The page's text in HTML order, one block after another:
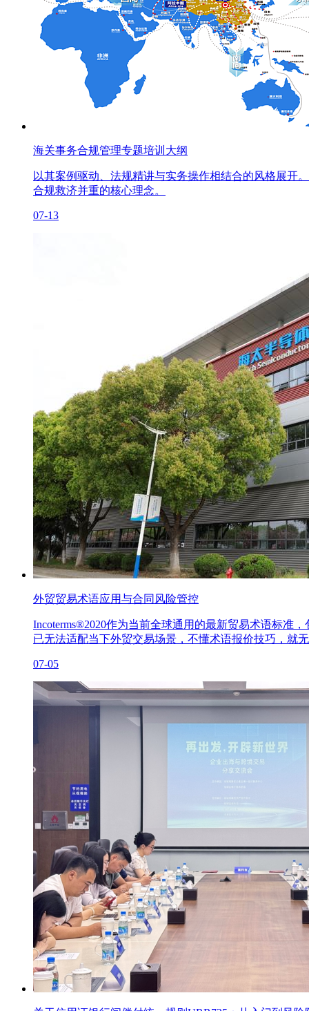
海关事务合规管理专题培训大纲
以其案例驱动、法规精讲与实务操作相结合的风格展开
合规救济并重的核心理念。
07-13
外贸贸易术语应用与合同风险管控
Incoterms®2020作为当前全球通用的最新贸易术语标准
已无法适配当下外贸交易场景，不懂术语报价技巧，就
07-05